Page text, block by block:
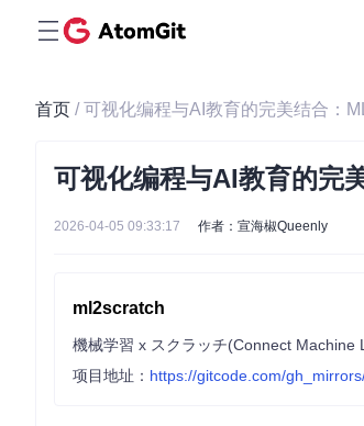
首页 / 可视化编程与AI教育的完美结合：
可视化编程与AI教育的完
2026-04-05 09:33:17 作者：宣海椒Queenly
ml2scratch
機械学習 x スクラッチ(Connect Machine
项目地址： https://gitcode.com/